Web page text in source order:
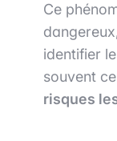
Ce
identifier
souvent
risques